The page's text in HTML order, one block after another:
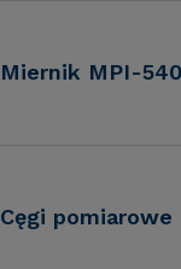
Miernik MPI-540
Cęgi pomiarowe